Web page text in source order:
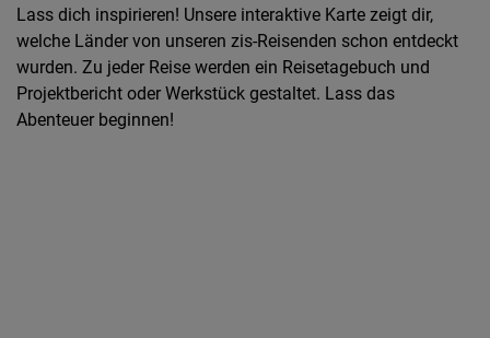
Lass dich inspirieren! Unsere interaktive Karte zeigt dir,
welche Länder von unseren zis-Reisenden schon entdeckt
wurden. Zu jeder Reise werden ein Reisetagebuch und
Projektbericht oder Werkstück gestaltet. Lass das
Abenteuer beginnen!